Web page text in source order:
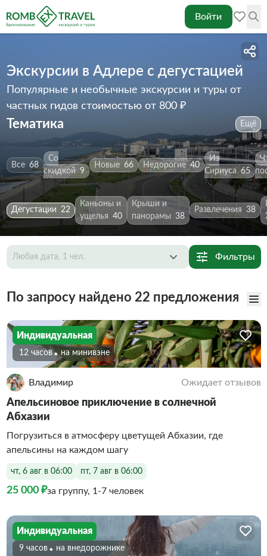
Войти
Экскурсии в Адлере с дегустацией
Популярные и необычные экскурсии и туры от
частных гидов стоимостью от 800 ₽
Тематика Ещё
Все 68
Со
скидкой 9
Новые 66 Недорогие 40
Из
Сириуса 65
Дегустации 22
Каньоны и
ущелья 40
Крыши и
панорамы 38
Развлечения 38
Любая дата, 1 чел. Фильтры
По запросу найдено 22 предложения
Индивидуальная
12 часов На минивэне
Владимир Ожидает отзывов
Апельсиновое приключение в солнечной
Абхазии
Погрузиться в атмосферу цветущей Абхазии, где
апельсины на каждом шагу
чт, 6 авг в 06:00 пт, 7 авг в 06:00
25 000 ₽за группу, 1-7 человек
Индивидуальная
9 часов На внедорожнике